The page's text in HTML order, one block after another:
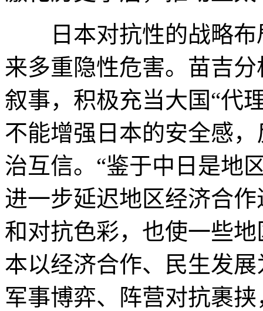
日本对抗性的战略布
来多重隐性危害。苗吉
叙事，积极充当大国“代
不能增强日本的安全感
治互信。“鉴于中日是地
进一步延迟地区经济合
和对抗色彩，也使一些
本以经济合作、民生发
军事博弈、阵营对抗裹